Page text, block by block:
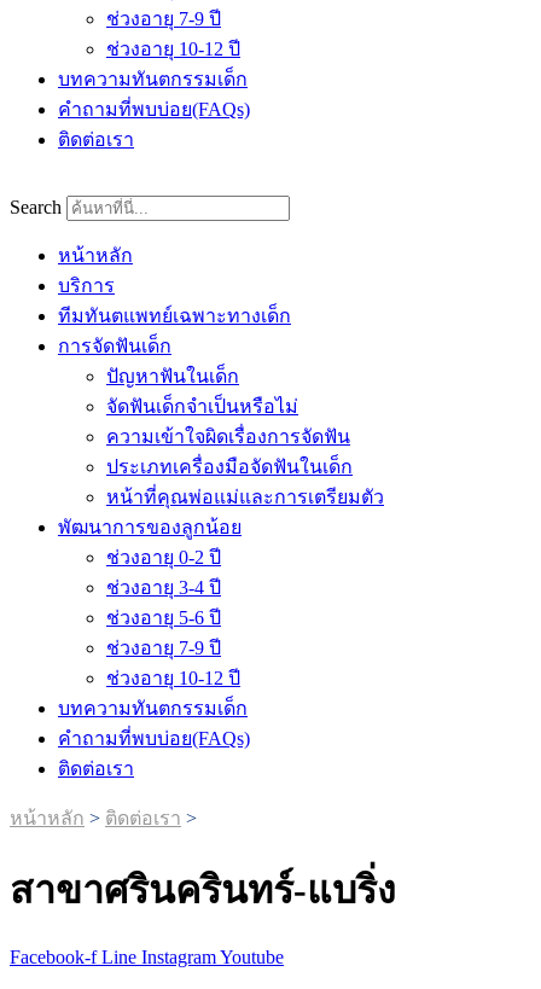
ช่วงอายุ 7-9 ปี
ช่วงอายุ 10-12 ปี
บทความทันตกรรมเด็ก
คำถามที่พบบ่อย(FAQs)
ติดต่อเรา
Search
หน้าหลัก
บริการ
ทีมทันตแพทย์เฉพาะทางเด็ก
การจัดฟันเด็ก
ปัญหาฟันในเด็ก
จัดฟันเด็กจำเป็นหรือไม่
ความเข้าใจผิดเรื่องการจัดฟัน
ประเภทเครื่องมือจัดฟันในเด็ก
หน้าที่คุณพ่อแม่และการเตรียมตัว
พัฒนาการของลูกน้อย
ช่วงอายุ 0-2 ปี
ช่วงอายุ 3-4 ปี
ช่วงอายุ 5-6 ปี
ช่วงอายุ 7-9 ปี
ช่วงอายุ 10-12 ปี
บทความทันตกรรมเด็ก
คำถามที่พบบ่อย(FAQs)
ติดต่อเรา
หน้าหลัก > ติดต่อเรา >
สาขาศรินครินทร์-แบริ่ง
Facebook-f Line InstagramYoutube